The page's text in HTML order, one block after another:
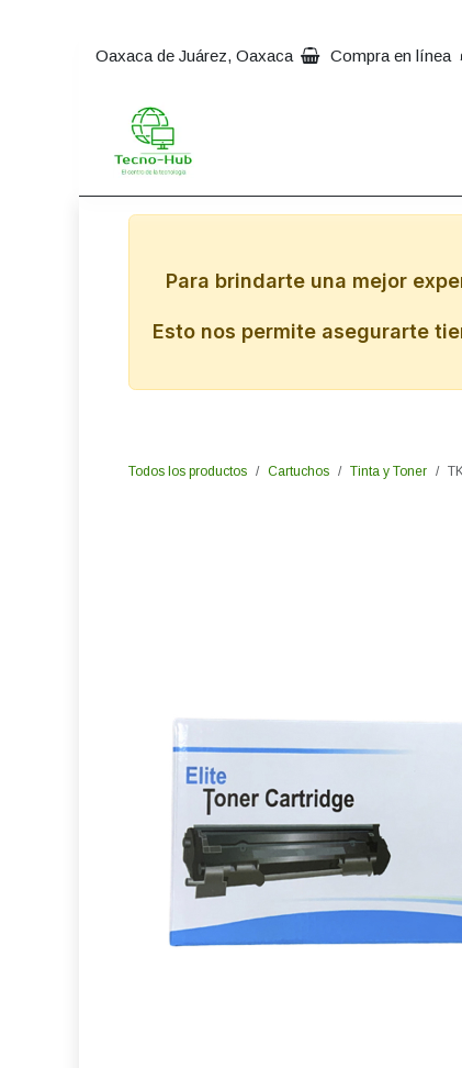
Oaxaca de Juárez, Oaxaca Compra en línea
Para brindarte una mejor
Esto nos permite asegurarte
Todos los productos Cartuchos Tinta y Toner